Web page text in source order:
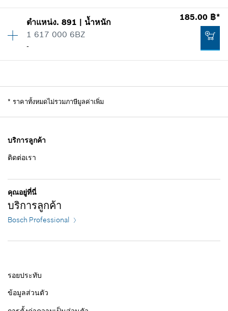
เพิ่มในตะกร้าสินค้า
-
เพิ่มในตะกร้าสินค้า
รายการการใช้
แสดงในรูป
91.00 ฿*
*ราคาทั้งหมดไม่รวมภาษีมูลค่าเพิ่ม
ปริมาณ 1
ราคากลุ่ม: 23
รายการการใช้
135.00 ฿*
*
ตำแหน่ง.891 | น้ำหนัก
1 617 000 6BZ
-
185.00 ฿*
ราคากลุ่ม:19
ข้อมูลชิ้นส่วนอะไหล่
185.00 ฿*
* ราคาทั้งหมดไม่รวมภาษีมูลค่าเพิ่ม
เพิ่มในตะกร้าสินค้า
* ราคาทั้งหมดไม่รวมภาษีมูลค่าเพิ่ม
บริการลูกค้า
ติดต่อเรา
คุณอยู่ที่นี่
บริการลูกค้า
Bosch Professional
รอยประทับ
ข้อมูลส่วนตัว